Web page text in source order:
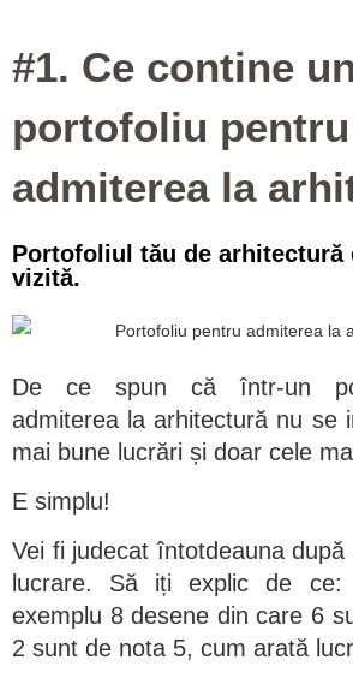
#1. Ce contine
portofoliu pentru
admiterea la
Portofoliul tău de arhitectură
vizită.
De ce spun că într-un
admiterea la arhitectură nu se
mai bune lucrări și doar cele
E simplu!
Vei fi judecat întotdeauna
lucrare. Să iți explic de
exemplu 8 desene din care 6
2 sunt de nota 5, cum arată